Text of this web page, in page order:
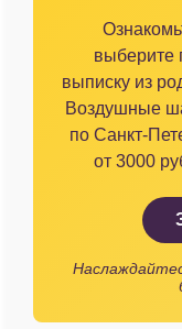
выберите
выписку из
Воздушные
по Санкт-
от 3000